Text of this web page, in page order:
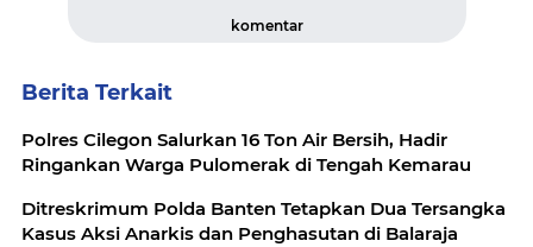
komentar
Berita Terkait
Polres Cilegon Salurkan 16 Ton Air Bersih, Hadir
Ringankan Warga Pulomerak di Tengah Kemarau
Ditreskrimum Polda Banten Tetapkan Dua Tersangka
Kasus Aksi Anarkis dan Penghasutan di Balaraja